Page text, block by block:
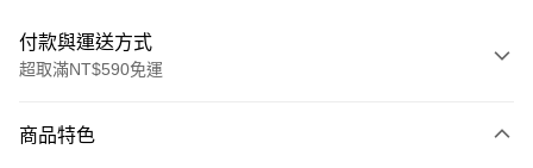
付款與運送方式
超取滿NT$590免運
信用卡一次付款
商品特色